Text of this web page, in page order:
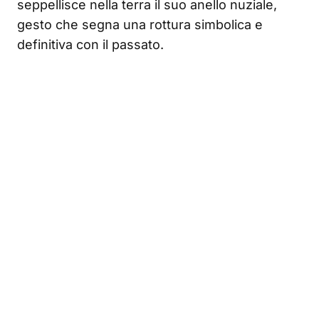
seppellisce nella terra il suo anello nuziale,
gesto che segna una rottura simbolica e
definitiva con il passato.